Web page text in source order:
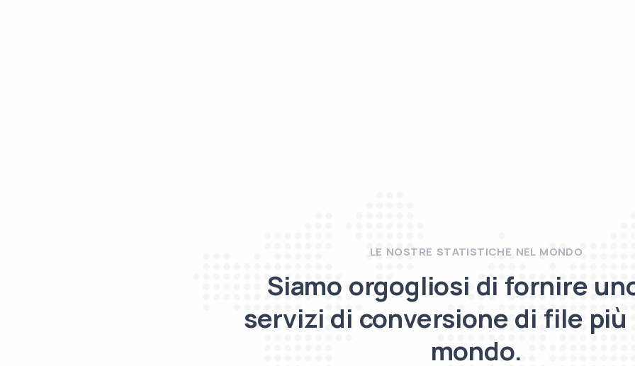
LE NOSTRE STATISTICHE NEL MONDO
Siamo orgogliosi di fornire
servizi di conversione di file
mondo.